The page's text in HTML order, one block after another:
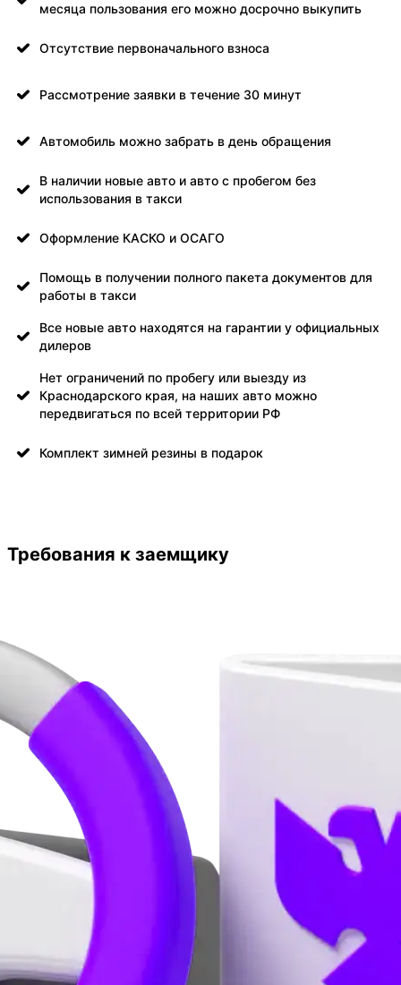
месяца пользования его можно досрочно выкупить
Отсутствие первоначального взноса
Рассмотрение заявки в течение 30 минут
Автомобиль можно забрать в день обращения
В наличии новые авто и авто с пробегом без
использования в такси
Оформление КАСКО и ОСАГО
Помощь в получении полного пакета документов для
работы в такси
Все новые авто находятся на гарантии у официальных
дилеров
Нет ограничений по пробегу или выезду из
Краснодарского края, на наших авто можно
передвигаться по всей территории РФ
Комплект зимней резины в подарок
Требования к заемщику